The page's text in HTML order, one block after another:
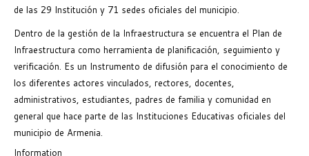
de las 29 Institución y 71 sedes oficiales del municipio.
Dentro de la gestión de la Infraestructura se encuentra el Plan de
Infraestructura como herramienta de planificación, seguimiento y
verificación. Es un Instrumento de difusión para el conocimiento de
los diferentes actores vinculados, rectores, docentes,
administrativos, estudiantes, padres de familia y comunidad en
general que hace parte de las Instituciones Educativas oficiales del
municipio de Armenia.
Information